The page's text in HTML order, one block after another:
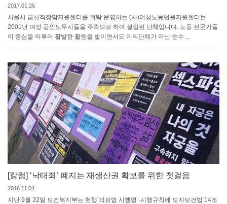
2017.01.25
서울시 금천직장맘지원센터를 위탁 운영하는 (사)여성노동법률지원센터는
2001년 여성 공인노무사들을 주축으로 하여 설립된 단체입니다. 노동 전문가들
이 중심을 이루어 활발한 활동을 벌이면서도 이익단체가 아닌 순수 ...
[칼럼] ‘낙태죄’ 폐지는 재생산권 확보를 위한 첫걸음
2016.11.04
지난 9월 22일 보건복지부는 현행 의료법 시행령 ·시행규칙에 모자보건법 14조